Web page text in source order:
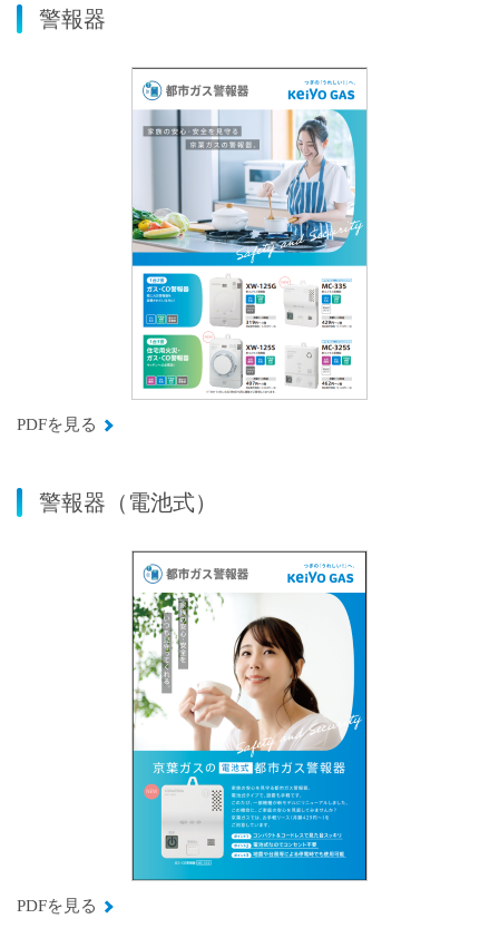
警報器
PDFを見る
警報器（電池式）
PDFを見る